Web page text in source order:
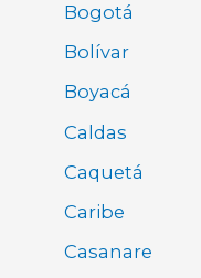
Bogotá
Bolívar
Boyacá
Caldas
Caquetá
Caribe
Casanare